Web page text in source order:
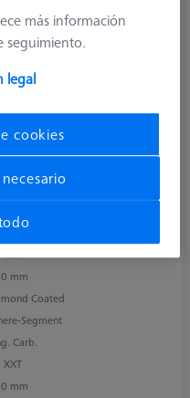
mm
mm
Coated
Segment
Carb.
XXT
mm
más información
seguimiento.
legal
cookies